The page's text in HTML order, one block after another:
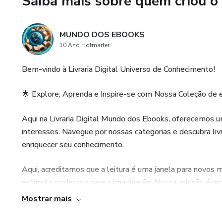
Facilita o Interesse pela
aprendizado saudável e
Garanta Já o Seu Ebook e
Não perca a oportunidade de
seu filho se encantar pelo
MUNDO DOS EBOOKS
10 Ano Hotmarter
Bem-vindo à Livraria Digital Universo de Conhecimento!
🌟 Explore, Aprenda e Inspire-se com Nossa Coleção de
Aqui na Livraria Digital Mundo dos Ebooks, oferecemos
interesses. Navegue por nossas categorias e descubra
enriquecer seu conhecimento.
Aqui, acreditamos que a leitura é uma janela para
estímulo poderoso para a imaginação. Nossa missão é
oportunidade de explorar, aprender e sonhar através da
Mostrar mais